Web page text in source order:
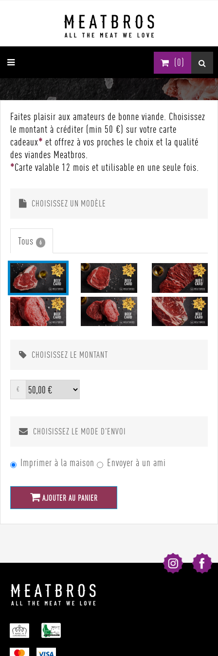
(0)
Faites plaisir aux amateurs de bonne viande. Choisissez
le montant à créditer (min 50 €) sur votre carte
cadeaux* et offrez à vos proches le choix et la qualité
des viandes Meatbros.
*Carte valable 12 mois et utilisable en une seule fois.
CHOISISSEZ UN MODÈLE
Tous 6
CHOISISSEZ LE MONTANT
€
CHOISISSEZ LE MODE D'ENVOI
Imprimer à la maison Envoyer à un ami
AJOUTER AU PANIER